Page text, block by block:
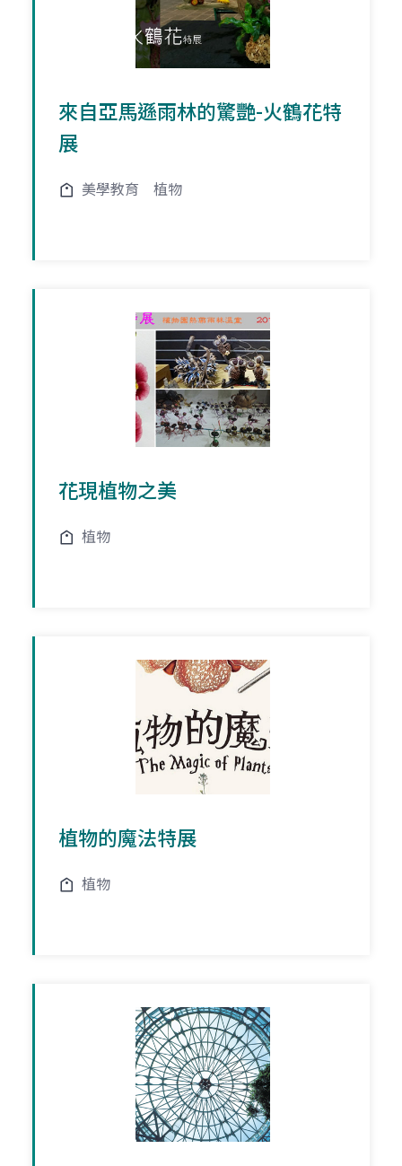
來自亞馬遜雨林的驚艷-火鶴花特
展
美學教育 植物
花現植物之美
植物
植物的魔法特展
植物